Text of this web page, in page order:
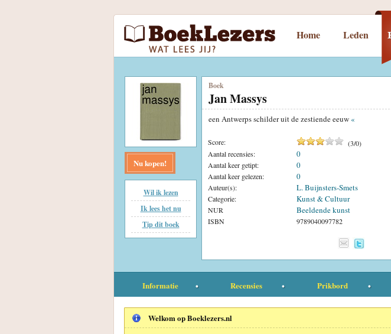
Home Leden
Nu kopen!
Wil ik lezen
Ik lees het nu
Tip dit boek
Boek
Jan Massys
een Antwerps schilder uit de zestiende eeuw «
Score: (3/0)
Aantal recensies:
0
Aantal keer getipt: 0
Aantal keer gelezen: 0
Auteur(s): L. Buijnsters-Smets
Categorie: Kunst & Cultuur
NUR Beeldende kunst
ISBN 9789040097782
Informatie Recensies Prikbord
Welkom op Boeklezers.nl